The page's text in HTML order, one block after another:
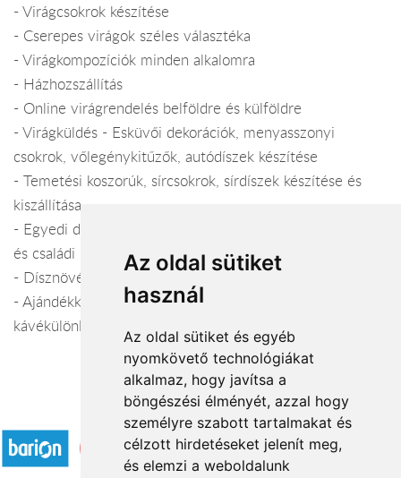
Az oldal sütiket
használ
Az oldal sütiket és egyéb
nyomkövető technológiákat
alkalmaz, hogy javítsa a
böngészési élményét, azzal hogy
személyre szabott tartalmakat és
célzott hirdetéseket jelenít meg,
és elemzi a weboldalunk
- Virágcsokrok készítése
- Cserepes virágok széles választéka
- Virágkompozíciók minden alkalomra
- Házhozszállítás
- Online virágrendelés belföldre és külföldre
- Virágküldés - Esküvői dekorációk, menyasszonyi
csokrok, vőlegénykitűzők, autódíszek készítése
- Temetési koszorúk, sírcsokrok, sírdíszek készítése és
kiszállítása
- Egyedi dekorációk készítése lakásokba, irodákba, céges
és családi rendezvényekre
- Dísznövények telepítése, ápolása és karbantartása
- Ajándékkosarak, borok, csokoládék, tea- és
kávékülönlegességek
Elfogadott fizetési módok